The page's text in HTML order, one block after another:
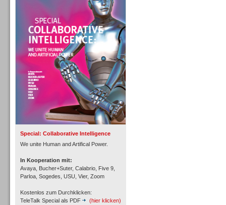
Special: Collaborative Intelligence
We unite Human and Artifical Power.
In Kooperation mit:
Avaya, Bucher+Suter, Calabrio, Five 9,
Parloa, Sogedes, USU, Vier, Zoom
Kostenlos zum Durchklicken:
TeleTalk Special als PDF
(hier klicken)
Personal
Inbound